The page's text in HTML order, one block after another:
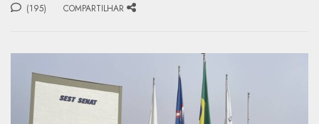
(195) COMPARTILHAR